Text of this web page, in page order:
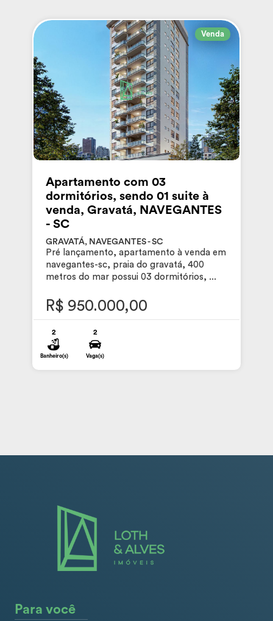
Venda
Apartamento com 03
dormitórios, sendo 01 suite à
venda, Gravatá, NAVEGANTES
- SC
GRAVATÁ, NAVEGANTES - SC
Pré lançamento, apartamento à venda em
navegantes-sc, praia do gravatá, 400
metros do mar possui 03 dormitórios, ...
R$ 950.000,00
2
Banheiro(s)
2
Vaga(s)
Para você